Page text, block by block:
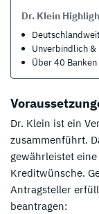
Dr. Klein
Unverbindlich
Über 40
Dr. Klein ist ein
zusammenführt.
gewährleistet
Kreditwünsche.
Antragsteller
beantragen: